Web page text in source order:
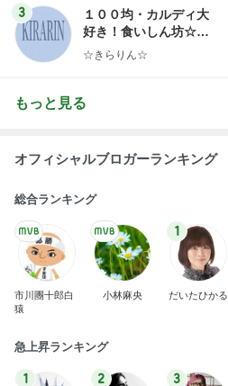
3
１００均・カルディ大
好き！食いしん坊☆き
らりん☆のブログ
☆きらりん☆
もっと見る
オフィシャルブロガーランキング
総合ランキング
市川團十郎白
猿
小林麻央
1
だいたひかる
急上昇ランキング
1 2 3